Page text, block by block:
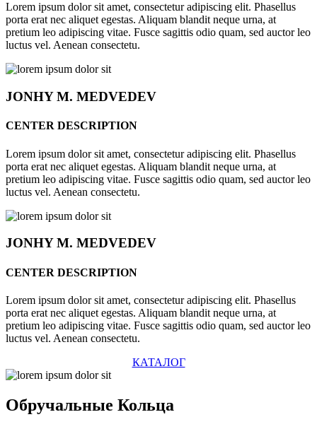
Lorem ipsum dolor sit amet, consectetur adipiscing elit. Phasellus
porta erat nec aliquet egestas. Aliquam blandit neque urna, at
pretium leo adipiscing vitae. Fusce sagittis odio quam, sed auctor leo
luctus vel. Aenean consectetu.
JONHYM. MEDVEDEV
CENTER DESCRIPTION
Lorem ipsum dolor sit amet, consectetur adipiscing elit. Phasellus
porta erat nec aliquet egestas. Aliquam blandit neque urna, at
pretium leo adipiscing vitae. Fusce sagittis odio quam, sed auctor leo
luctus vel. Aenean consectetu.
JONHYM. MEDVEDEV
CENTER DESCRIPTION
Lorem ipsum dolor sit amet, consectetur adipiscing elit. Phasellus
porta erat nec aliquet egestas. Aliquam blandit neque urna, at
pretium leo adipiscing vitae. Fusce sagittis odio quam, sed auctor leo
luctus vel. Aenean consectetu.
КАТАЛОГ
Обручальные Кольца